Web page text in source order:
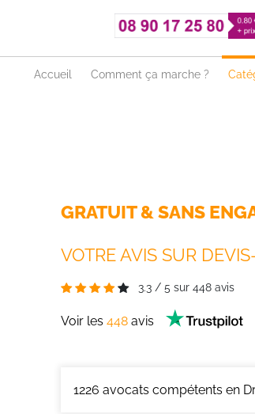
Accueil Comment ça marche ?
GRATUIT & SANS
VOTRE AVIS SUR
3.3 / 5 sur 448 avis
Voir les 448 avis
1226 avocats compétents en